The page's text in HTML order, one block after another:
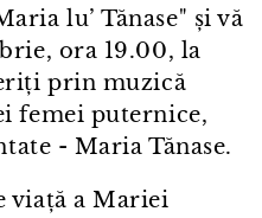
lu’ Tănase" și vă
ora 19.00, la
prin muzică
femei puternice,
- Maria Tănase.
viață a Mariei